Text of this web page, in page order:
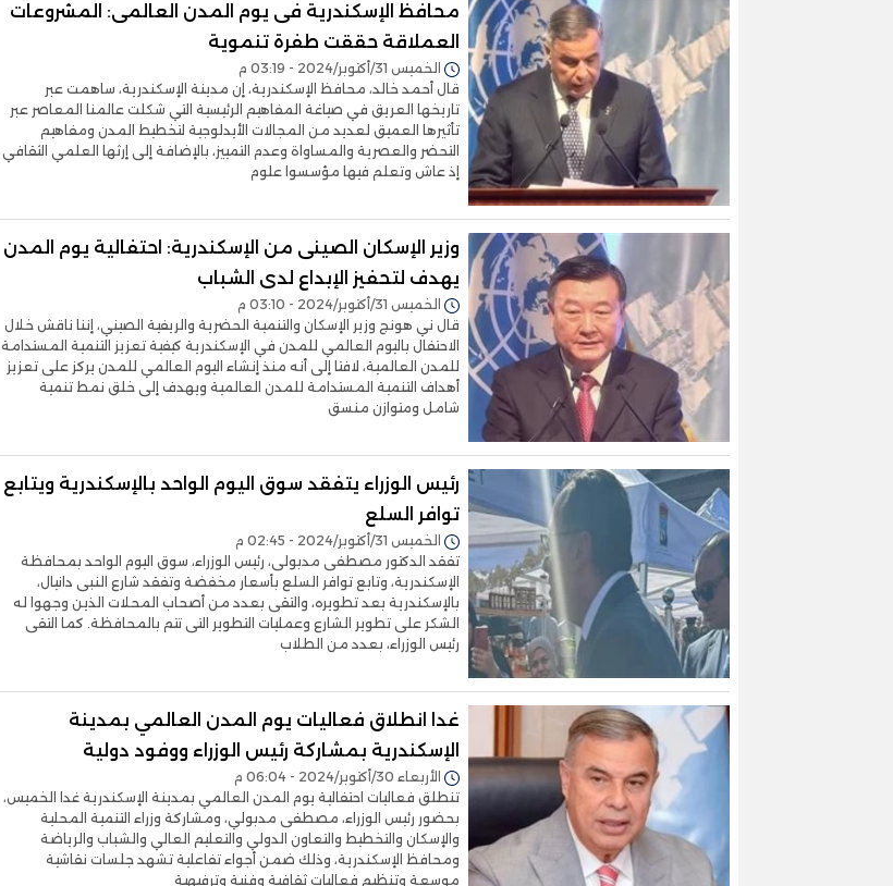
محافظ الإسكندرية فى يوم المدن العالمى: المشروعات
العملاقة حققت طفرة تنموية
الخميس 31/أكتوبر/2024 - 03:19 م
قال أحمد خالد، محافظ الإسكندرية، إن مدينة الإسكندرية، ساهمت عبر
تاريخها العريق في صياغة المفاهيم الرئيسية التي شكلت عالمنا المعاصر عبر
تأثيرها العميق لعديد من المجالات الأيدلوجية لتخطيط المدن ومفاهيم
التحضر والعصرية والمساواة وعدم التمييز، بالإضافة إلى إرثها العلمي الثقافي
إذ عاش وتعلم فيها مؤسسوا علوم
وزير الإسكان الصينى من الإسكندرية: احتفالية يوم المدن
يهدف لتحفيز الإبداع لدى الشباب
الخميس 31/أكتوبر/2024 - 03:10 م
قال ني هونج وزير الإسكان والتنمية الحضرية والريفية الصيني، إننا ناقش خلال
الاحتفال باليوم العالمي للمدن في الإسكندرية كيفية تعزيز التنمية المستدامة
للمدن العالمية، لافتا إلى أنه منذ إنشاء اليوم العالمي للمدن يركز على تعزيز
أهداف التنمية المستدامة للمدن العالمية ويهدف إلى خلق نمط تنمية
شامل ومتوازن منسق
رئيس الوزراء يتفقد سوق اليوم الواحد بالإسكندرية ويتابع
توافر السلع
الخميس 31/أكتوبر/2024 - 02:45 م
تفقد الدكتور مصطفى مدبولى، رئيس الوزراء، سوق اليوم الواحد بمحافظة
الإسكندرية، وتابع توافر السلع بأسعار مخفضة وتفقد شارع النبى دانيال،
بالإسكندرية بعد تطويره، والتقى بعدد من أصحاب المحلات الذين وجهوا له
الشكر على تطوير الشارع وعمليات التطوير التى تتم بالمحافظة. كما التقى
رئيس الوزراء، بعدد من الطلاب
غدا انطلاق فعاليات يوم المدن العالمي بمدينة
الإسكندرية بمشاركة رئيس الوزراء ووفود دولية
الأربعاء 30/أكتوبر/2024 - 06:04 م
تنطلق فعاليات احتفالية يوم المدن العالمي بمدينة الإسكندرية غدا الخميس،
بحضور رئيس الوزراء، مصطفى مدبولي، ومشاركة وزراء التنمية المحلية
والإسكان والتخطيط والتعاون الدولي والتعليم العالي والشباب والرياضة
ومحافظ الإسكندرية، وذلك ضمن أجواء تفاعلية تشهد جلسات نقاشية
موسعة وتنظيم فعاليات ثقافية وفنية وترفيهية